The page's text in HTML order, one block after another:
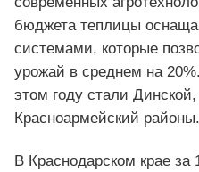
бюджета теплицы
системами, которые
урожай в среднем на
этом году стали
Красноармейский районы.
В Краснодарском крае